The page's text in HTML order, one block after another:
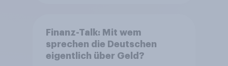
Finanz-Talk: Mit wem
sprechen die Deutschen
eigentlich über Geld?